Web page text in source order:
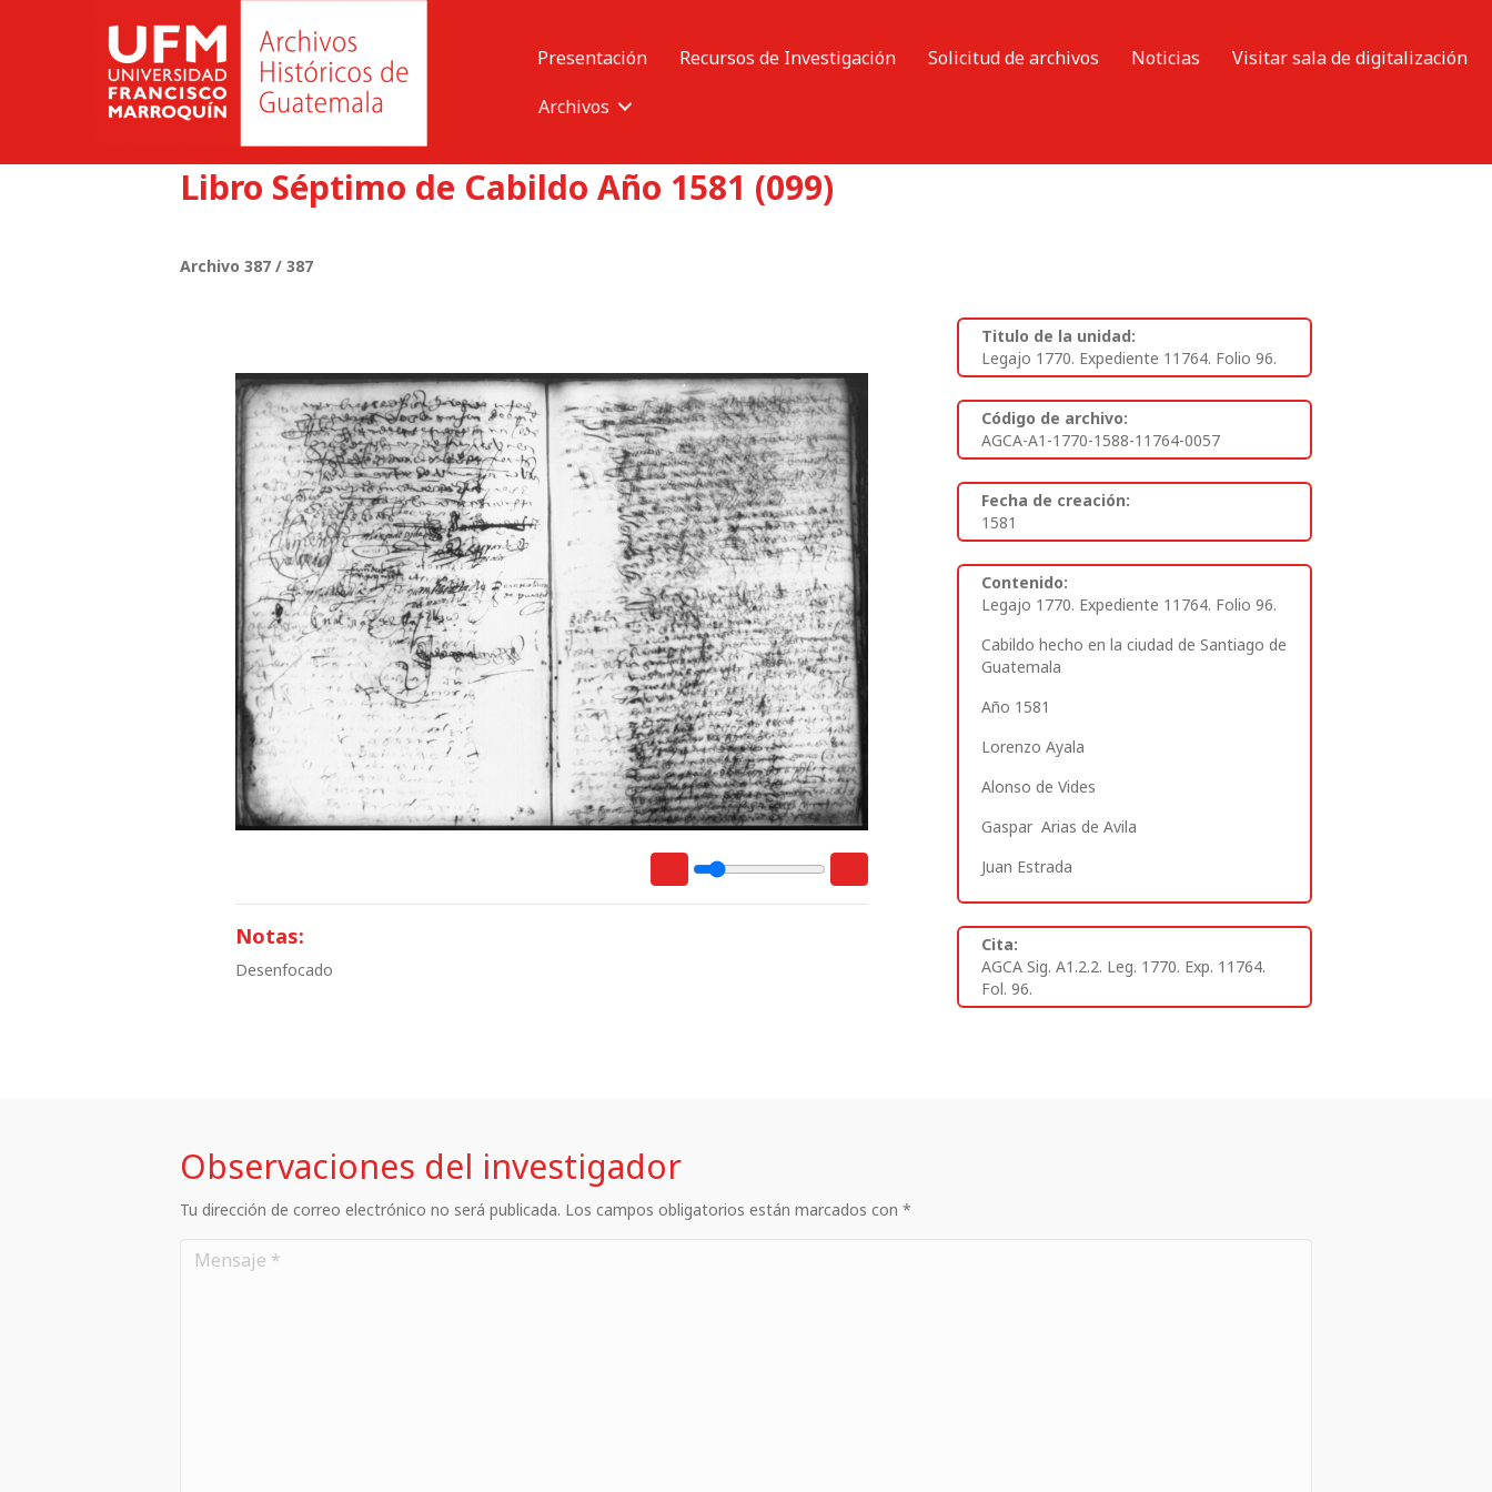
Presentación Recursos de Investigación Solicitud de archivos Noticias
Visitar sala de digitalización
Archivos
Libro Séptimo de Cabildo Año 1581 (099)
Archivo 387 / 387
Notas:
Desenfocado
Titulo de la unidad:
Legajo 1770. Expediente 11764. Folio 96.
Código de archivo:
AGCA-A1-1770-1588-11764-0057
Fecha de creación:
1581
Contenido:
Legajo 1770. Expediente 11764. Folio 96.
Cabildo hecho en la ciudad de Santiago de
Guatemala
Año 1581
Lorenzo Ayala
Alonso de Vides
Gaspar Arias de Avila
Juan Estrada
Cita:
AGCA Sig. A1.2.2. Leg. 1770. Exp. 11764.
Fol. 96.
Observaciones del investigador
Tu dirección de correo electrónico no será publicada. Los campos obligatorios están marcados con *